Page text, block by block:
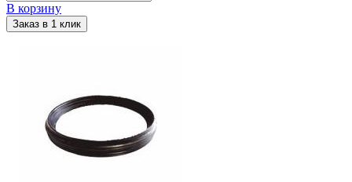
В корзину
Заказ в 1 клик